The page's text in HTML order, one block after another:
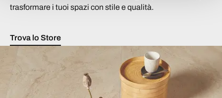
trasformare i tuoi spazi con stile e qualità.
Trova lo Store